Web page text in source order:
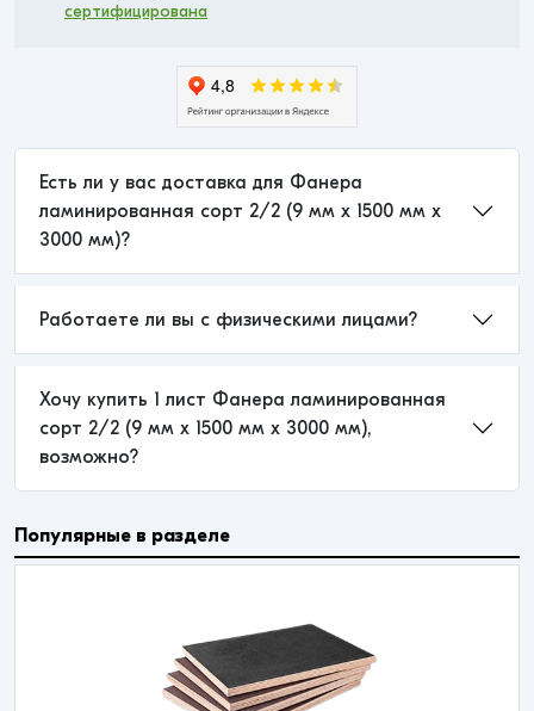
сертифицирована
Есть ли у вас доставка для Фанера
ламинированная сорт 2/2 (9 мм x 1500 мм x
3000 мм)?
Работаете ли вы с физическими лицами?
Хочу купить 1 лист Фанера ламинированная
сорт 2/2 (9 мм x 1500 мм x 3000 мм),
возможно?
Популярные в разделе